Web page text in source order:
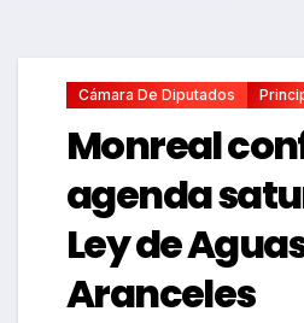
Cámara De Diputados
Monreal
agenda
Ley de
Aranceles